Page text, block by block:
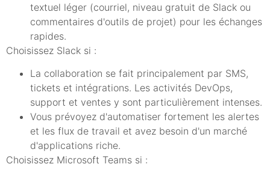
textuel léger (courriel, niveau gratuit de Slack ou
commentaires d'outils de projet) pour les échanges
rapides.
Choisissez Slack si :
La collaboration se fait principalement par SMS,
tickets et intégrations. Les activités DevOps,
support et ventes y sont particulièrement intenses.
Vous prévoyez d'automatiser fortement les alertes
et les flux de travail et avez besoin d'un marché
d'applications riche.
Choisissez Microsoft Teams si :